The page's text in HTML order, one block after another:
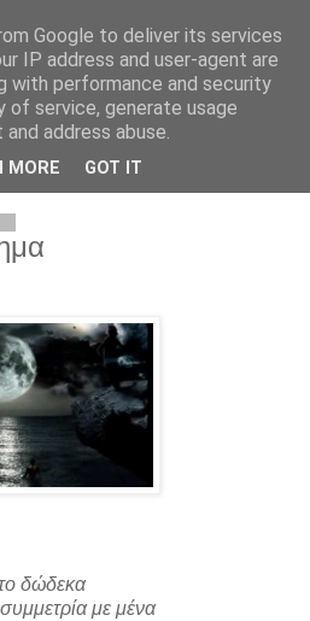
δώδεκα
με μένα
Google to deliver its services
IP address and user-agent are
with performance and security
service, generate usage
address abuse.
MORE GOT IT